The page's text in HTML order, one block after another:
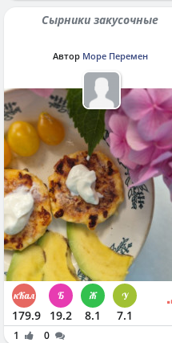
Сырники закусочные
Автор Море Перемен
179.9 19.2 8.1 7.1
1 0